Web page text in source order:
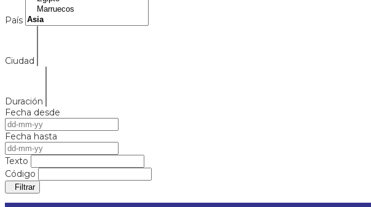
País
Ciudad
Duración
Fecha desde
Fecha hasta
Texto
Código
Filtrar